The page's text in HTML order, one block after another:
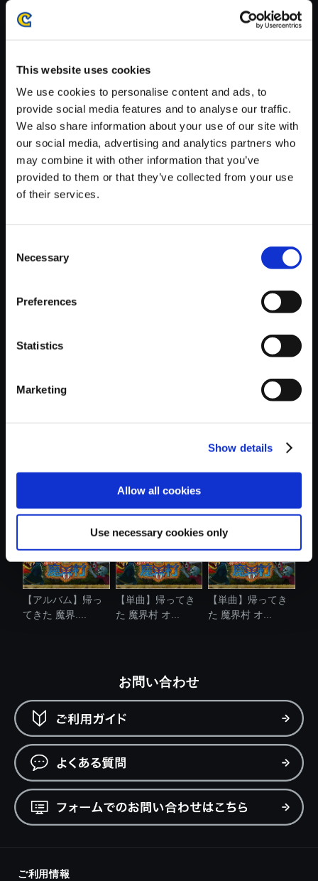
This website uses cookies
We use cookies to personalise content and ads, to
provide social media features and to analyse our traffic.
We also share information about your use of our site with
our social media, advertising and analytics partners who
may combine it with other information that you’ve
provided to them or that they’ve collected from your use
of their services.
Selection
Necessary
Preferences
Statistics
Marketing
Show details
Allow all cookies
Use necessary cookies only
※ご購入いただいたファイルのダウンロードの際には、通信環境
【単曲】帰ってきた 魔界村 オリ
ジナル・サウンドトラック 氷の
町
おすすめ商品
た 魔界村 オ...
た 魔界村 オ...
た 魔界村 オ...
【アルバム】帰っ
てきた 魔界....
【単曲】帰ってき
た 魔界村 オ...
【単曲】帰ってき
た 魔界村 オ...
お問い合わせ
ご利用情報